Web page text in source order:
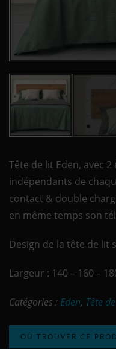
Tête de lit Eden, avec
indépendants de
contact & double
en même temps son
Design de la tête de lit
Largeur : 140 – 160 –
Catégories : Eden, Tête
OÙ TROUVER CE